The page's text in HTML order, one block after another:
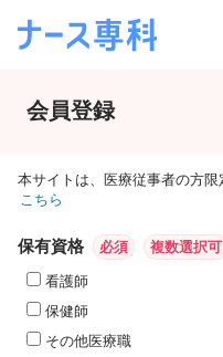
会員登録
本サイトは、医療従事者の方
こちら
保有資格 必須 複数選択可
看護師
保健師
その他医療職